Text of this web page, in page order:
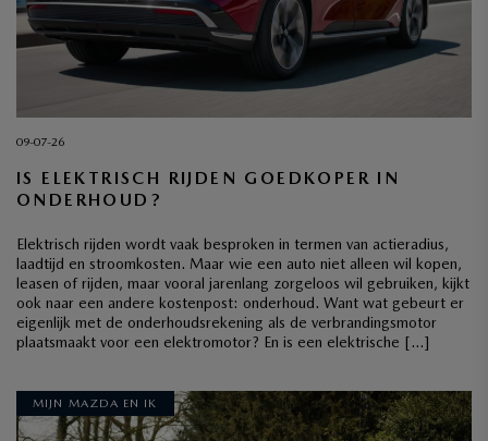
09-07-26
IS ELEKTRISCH RIJDEN GOEDKOPER IN
ONDERHOUD?
Elektrisch rijden wordt vaak besproken in termen van actieradius,
laadtijd en stroomkosten. Maar wie een auto niet alleen wil kopen,
leasen of rijden, maar vooral jarenlang zorgeloos wil gebruiken, kijkt
ook naar een andere kostenpost: onderhoud. Want wat gebeurt er
eigenlijk met de onderhoudsrekening als de verbrandingsmotor
plaatsmaakt voor een elektromotor? En is een elektrische […]
MIJN MAZDA EN IK